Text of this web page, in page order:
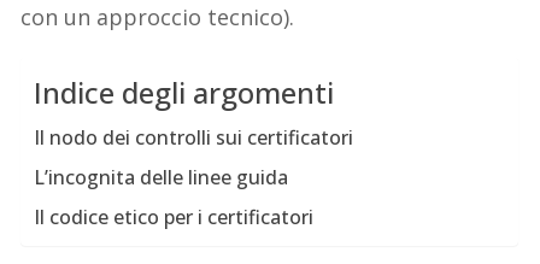
con un approccio tecnico).
Indice degli argomenti
Il nodo dei controlli sui certificatori
L’incognita delle linee guida
Il codice etico per i certificatori